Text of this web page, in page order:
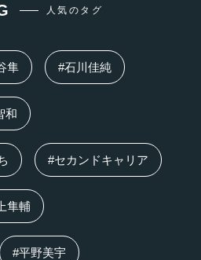
人気のタグ
隼 #石川佳純
和
#セカンドキャリア
隼輔
#平野美宇